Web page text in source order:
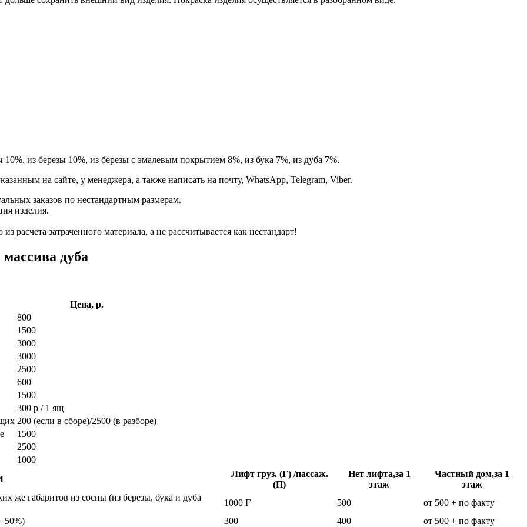
10%, из березы 10%, из березы с эмалевым покрытием 8%, из бука 7%, из дуба 7%.
на сайте, у менеджера, а также написать на почту, WhatsApp, Telegram, Viber.
заказов по нестандартным размерам.
изделия.
расчета затраченного материала, а не рассчитывается как нестандарт!
дуба
Цена, р.
800
1500
3000
3000
2500
600
1500
300 р / 1 ящ
200 (если в сборе)/2500 (в разборе)
1500
2500
1000
Лифт груз. (Г) /пассаж.
(П)
Нет лифта,за 1
этаж
Частный дом,за 1
этаж
же габаритов из сосны (из березы, бука и дуба
1000 Г 500
от 500 + по факту
300 400 от 500 + по факту